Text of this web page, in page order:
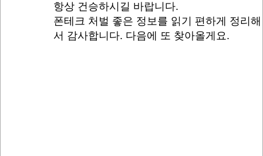
항상 건승하시길 바랍니다.
폰테크 처벌 좋은 정보를 읽기 편하게 정리
서 감사합니다. 다음에 또 찾아올게요.